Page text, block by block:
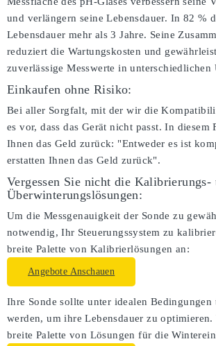
und verlängern seine Lebensdauer. In 82 %
Lebensdauer mehr als 3 Jahre. Seine
reduziert die Wartungskosten und
zuverlässige Messwerte in unterschiedlichen
Einkaufen ohne Risiko:
Bei aller Sorgfalt, mit der wir die
es vor, dass das Gerät nicht passt. In diesem
Ihnen das Geld zurück: "Entweder es ist
erstatten Ihnen das Geld zurück".
Vergessen Sie nicht die Kalibrierungs-
Überwinterungslösungen:
Um die Messgenauigkeit der Sonde zu
notwendig, Ihr Steuerungssystem zu
breite Palette von Kalibrierlösungen an:
Angebote Anschauen
Ihre Sonde sollte unter idealen Bedingungen
werden, um ihre Lebensdauer zu
breite Palette von Lösungen für die